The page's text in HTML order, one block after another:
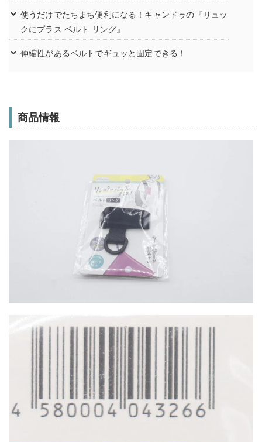
使うだけでたちまち便利になる！キャンドゥの『リュッ
クにプラス ベルト リング』
伸縮性があるベルトでギュッと固定できる！
商品情報